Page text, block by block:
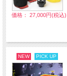
価格： 27,000円(税込)
NEW PICK UP